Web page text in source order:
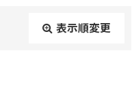
表示順変更